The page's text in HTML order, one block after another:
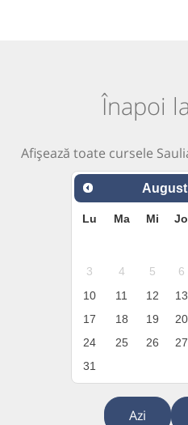
Înapoi
Afișează toate cursele
August
Lu Ma Mi Jo
3
4 5 6
10
11 12 13
17
18 19 20
24
25 26 27
31
Azi